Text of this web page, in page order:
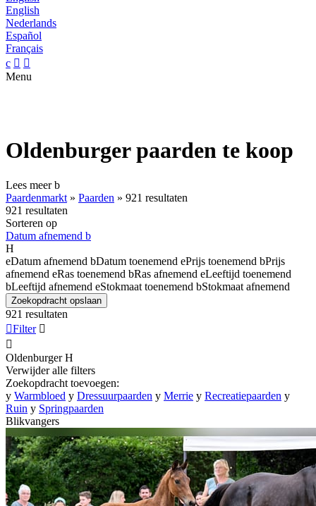
English
Nederlands
Español
Français
c  
Menu
Oldenburger paarden te koop
Lees meerb
Paardenmarkt » Paarden » 921 resultaten
921 resultaten
Sorteren op
Datum afnemend b
H
eDatum afnemend bDatum toenemend ePrijs toenemend bPrijs
afnemend eRas toenemend bRas afnemend eLeeftijd toenemend
bLeeftijd afnemend eStokmaat toenemend bStokmaat afnemend
Zoekopdracht opslaan
921 resultaten
Filter 

Oldenburger H
Verwijder alle filters
Zoekopdracht toevoegen:
y Warmbloed y Dressuurpaarden y Merrie y Recreatiepaarden y
Ruin y Springpaarden
Blikvangers